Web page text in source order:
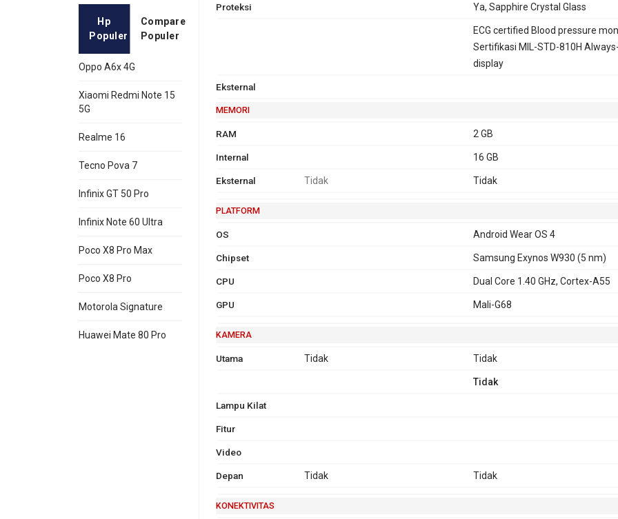
Hp
Populer
Compare
Populer
Oppo A6x 4G
Xiaomi Redmi Note 15
5G
Realme 16
Tecno Pova 7
Infinix GT 50 Pro
Infinix Note 60 Ultra
Poco X8 Pro Max
Poco X8 Pro
Motorola Signature
Huawei Mate 80 Pro
Proteksi Ya, Sapphire Crystal Glass
ECG certified Blood pressure
Sertifikasi MIL-STD-810H
display
Eksternal
MEMORI
RAM 2 GB
Internal 16 GB
Eksternal Tidak Tidak
PLATFORM
OS Android Wear OS 4
Chipset Samsung Exynos W930 (5 nm)
CPU Dual Core 1.40 GHz, Cortex-A55
GPU Mali-G68
KAMERA
Utama Tidak Tidak
Tidak
Lampu Kilat
Fitur
Video
Depan Tidak Tidak
KONEKTIVITAS